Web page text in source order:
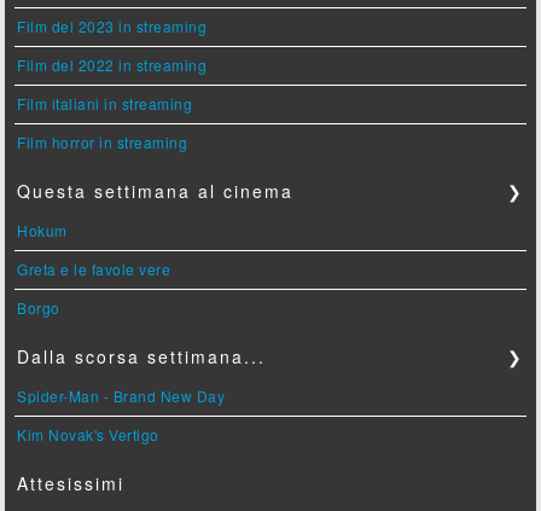
Film del 2023 in streaming
Film del 2022 in streaming
Film italiani in streaming
Film horror in streaming
Questa settimana al cinema ❯
Hokum
Greta e le favole vere
Borgo
Dalla scorsa settimana... ❯
Spider-Man - Brand New Day
Kim Novak's Vertigo
Attesissimi